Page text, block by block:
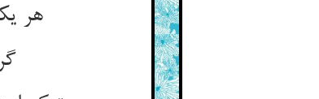
هر یکی از ما مسیح عالمی است ** هر الم را در کف ما مرهمی است‌‌